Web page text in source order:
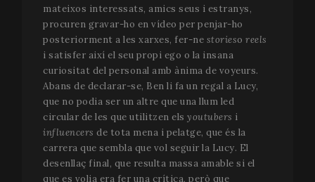
mateixos interessats, amics seus i estranys,
procuren gravar-ho en vídeo per penjar-ho
posteriorment a les xarxes, fer-ne storieso reels
i satisfer així el seu propi ego o la insana
curiositat del personal amb ànima de voyeurs.
Abans de declarar-se, Ben li fa un regal a Lucy,
que no podia ser un altre que una llum led
circular de les que utilitzen els youtubers i
influencers de tota mena i pelatge, que és la
carrera que sembla que vol seguir la Lucy. El
desenllaç final, que resulta massa amable si el
que es volia era fer una crítica, però que